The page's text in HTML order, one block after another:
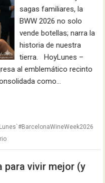
sagas familiares, la
BWW 2026 no solo
vende botellas; narra la
historia de nuestra
tierra. HoyLunes –
al emblemático recinto
como…
para vivir mejor (y